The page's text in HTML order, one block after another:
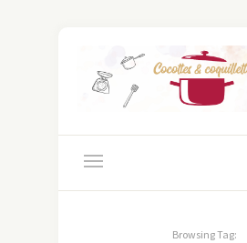
Browsing Tag: